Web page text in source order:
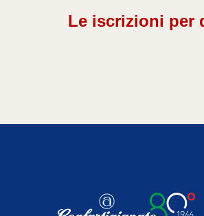
Le iscrizioni per